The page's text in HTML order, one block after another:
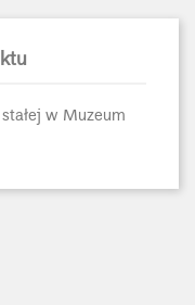
w Muzeum